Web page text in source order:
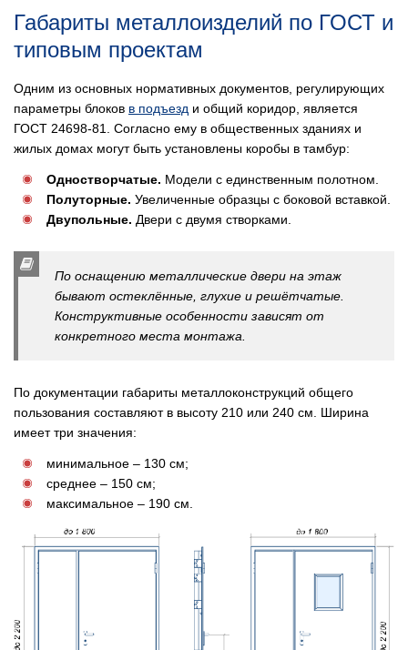
Габариты металлоизделий по ГОСТ и
типовым проектам
Одним из основных нормативных документов, регулирующих
параметры блоков в подъезд и общий коридор, является
ГОСТ 24698-81. Согласно ему в общественных зданиях и
жилых домах могут быть установлены коробы в тамбур:
Одностворчатые. Модели с единственным полотном.
Полуторные. Увеличенные образцы с боковой вставкой.
Двупольные. Двери с двумя створками.
По оснащению металлические двери на этаж
бывают остеклённые, глухие и решётчатые.
Конструктивные особенности зависят от
конкретного места монтажа.
По документации габариты металлоконструкций общего
пользования составляют в высоту 210 или 240 см. Ширина
имеет три значения:
минимальное – 130 см;
среднее – 150 см;
максимальное – 190 см.